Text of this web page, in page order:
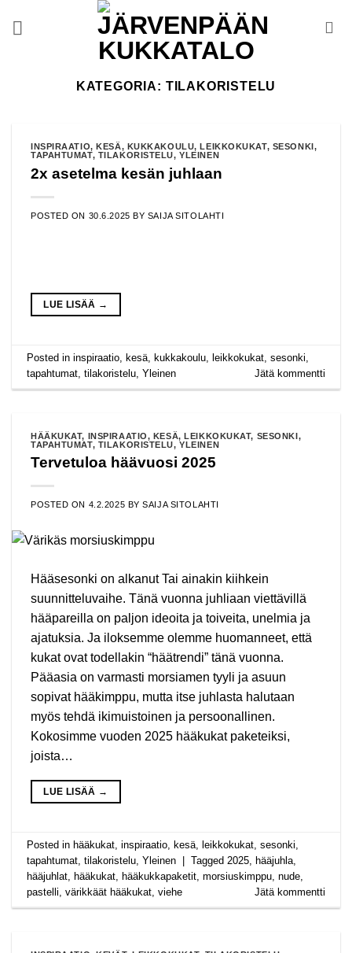
KATEGORIA: TILAKORISTELU
INSPIRAATIO,KESÄ, KUKKAKOULU,LEIKKOKUKAT, SESONKI,
TAPAHTUMAT, TILAKORISTELU,YLEINEN
2x asetelma kesän juhlaan
POSTED ON 30.6.2025 BY SAIJA SITOLAHTI
LUE LISÄÄ →
Posted ininspiraatio kesä kukkakoulu leikkokukat ,sesonki
tapahtumat ,tilakoristelu ,Yleinen Jätä kommentti
HÄÄKUKAT, INSPIRAATIO, KESÄ,LEIKKOKUKAT, SESONKI,
TAPAHTUMAT, TILAKORISTELU,YLEINEN
Tervetuloa häävuosi 2025
POSTED ON 4.2.2025 BYSAIJA SITOLAHTI
Hääsesonki on alkanut Tai ainakin kiihkein
suunnitteluvaihe. Tänä vuonna juhliaan viettävillä
hääpareilla on paljon ideoita ja toiveita, unelmia ja
ajatuksia. Ja iloksemme olemme huomanneet, että
kukat ovat todellakin “häätrendi” tänä vuonna.
Pääasia on varmasti morsiamen tyyli ja asuun
sopivat hääkimppu, mutta itse juhlasta halutaan
myös tehdä ikimuistoinen ja persoonallinen.
Kokosimme vuoden 2025 hääkukat paketeiksi,
joista…
LUE LISÄÄ →
Posted in hääkukat ,inspiraatio kesä leikkokukat ,sesonki
tapahtumat ,tilakoristelu ,Yleinen Tagged 2025 hääjuhla
hääjuhlat
hääkukat hääkukkapaketit ,morsiuskimppu ,nude
pastelli ,värikkäät hääkukat ,viehe Jätä kommentti